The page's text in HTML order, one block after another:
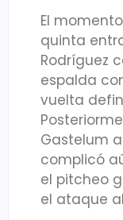
El
quinta
Rodríguez
espalda
vuelta
Gastelum
complicó
el pitcheo
el ataque